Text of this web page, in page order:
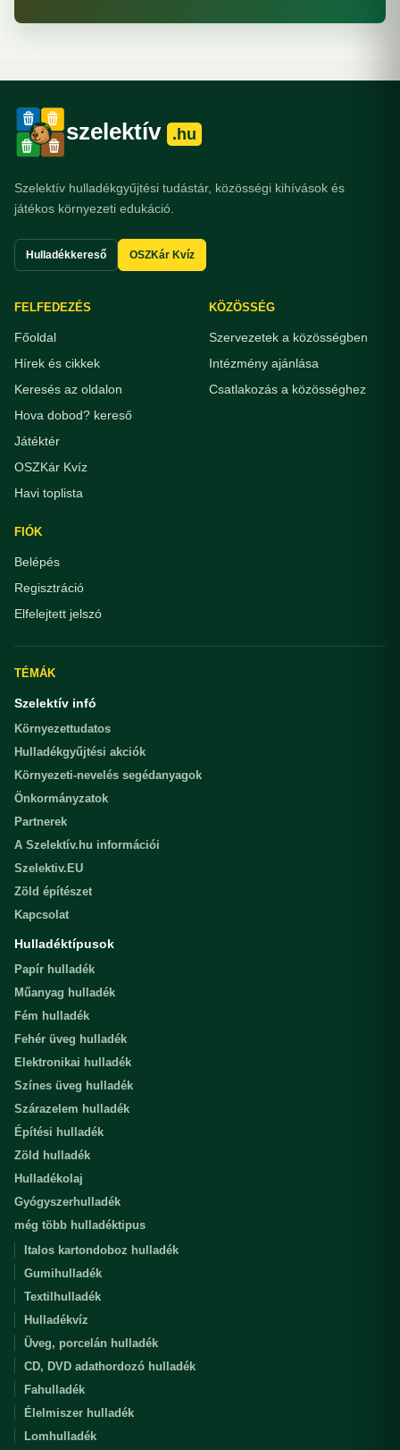
szelektív .hu
Szelektív hulladékgyűjtési tudástár, közösségi kihívások és
játékos környezeti edukáció.
Hulladékkereső OSZKár Kvíz
FELFEDEZÉS
Főoldal
Hírek és cikkek
Keresés az oldalon
Hova dobod? kereső
Játéktér
OSZKár Kvíz
Havi toplista
KÖZÖSSÉG
Szervezetek a közösségben
Intézmény ajánlása
Csatlakozás a közösséghez
FIÓK
Belépés
Regisztráció
Elfelejtett jelszó
TÉMÁK
Szelektív infó
Környezettudatos
Hulladékgyűjtési akciók
Környezeti-nevelés segédanyagok
Önkormányzatok
Partnerek
A Szelektív.hu információi
Szelektiv.EU
Zöld építészet
Kapcsolat
Hulladéktípusok
Papír hulladék
Műanyag hulladék
Fém hulladék
Fehér üveg hulladék
Elektronikai hulladék
Színes üveg hulladék
Szárazelem hulladék
Építési hulladék
Zöld hulladék
Hulladékolaj
Gyógyszerhulladék
még több hulladéktipus
Italos kartondoboz hulladék
Gumihulladék
Textilhulladék
Hulladékvíz
Üveg, porcelán hulladék
CD, DVD adathordozó hulladék
Fahulladék
Élelmiszer hulladék
Lomhulladék